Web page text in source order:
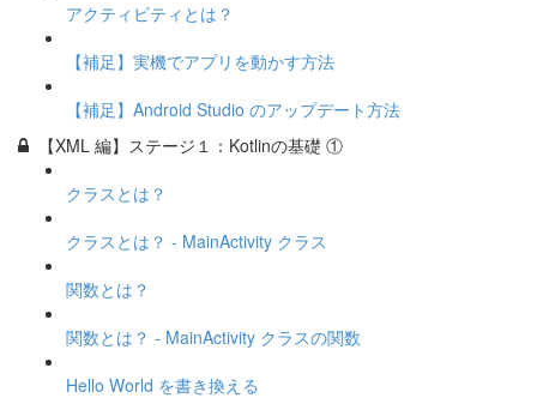
アクティビティとは？
【補足】実機でアプリを動かす方法
【補足】Android Studio のアップデート方法
【XML 編】ステージ１：Kotlinの基礎 ①
クラスとは？
クラスとは？ - MainActivity クラス
関数とは？
関数とは？ - MainActivity クラスの関数
Hello World を書き換える